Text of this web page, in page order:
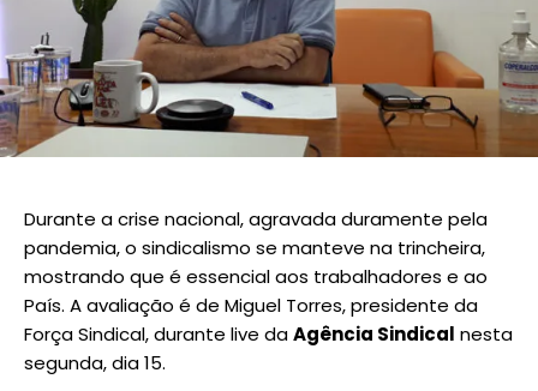
Durante a crise nacional, agravada duramente pela
pandemia, o sindicalismo se manteve na trincheira,
mostrando que é essencial aos trabalhadores e ao
País. A avaliação é de Miguel Torres, presidente da
Força Sindical, durante live daAgência Sindical nesta
segunda, dia 15.